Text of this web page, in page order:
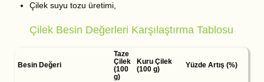
Çilek suyu tozu üretimi,
Çilek Besin Değerleri Karşılaştırma Tablosu
Besin Değeri
Taze
Çilek
(100
g)
Kuru Çilek
(100 g)
Yüzde Artış (%)